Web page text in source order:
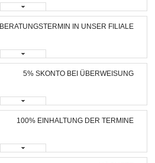
BERATUNGSTERMIN IN UNSER FILIALE
5% SKONTO BEI ÜBERWEISUNG
100% EINHALTUNG DER TERMINE